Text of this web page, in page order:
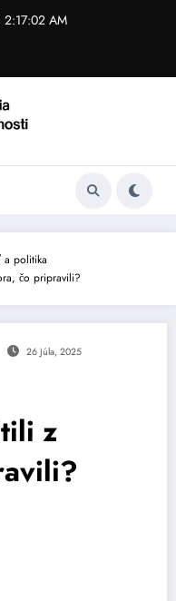
2:17:03 AM
a politika
čo pripravili?
26 Júla, 2025
z